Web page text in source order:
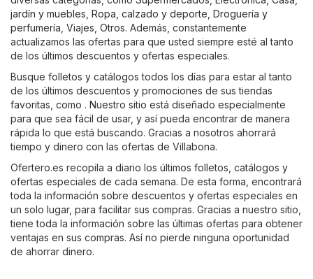
jardín y muebles Ropa, calzado y deporte Droguería y
perfumería Viajes Otros. Además, constantemente
actualizamos las ofertas para que usted siempre esté al tanto
de los últimos descuentos y ofertas especiales.
Busque folletos y catálogos todos los días para estar al tanto
de los últimos descuentos y promociones de sus tiendas
favoritas, como . Nuestro sitio está diseñado especialmente
para que sea fácil de usar, y así pueda encontrar de manera
rápida lo que está buscando. Gracias a nosotros ahorrará
tiempo y dinero con las ofertas de Villabona.
Ofertero.es recopila a diario los últimos folletos, catálogos y
ofertas especiales de cada semana. De esta forma, encontrará
toda la información sobre descuentos y ofertas especiales en
un solo lugar, para facilitar sus compras. Gracias a nuestro sitio,
tiene toda la información sobre las últimas ofertas para obtener
ventajas en sus compras. Así no pierde ninguna oportunidad
de ahorrar dinero.